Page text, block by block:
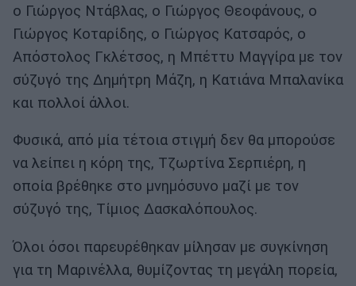
ο Γιώργος Ντάβλας, ο Γιώργος Θεοφάνους, ο
Γιώργος Κοταρίδης, ο Γιώργος Κατσαρός, ο
Απόστολος Γκλέτσος, η Μπέττυ Μαγγίρα με τον
σύζυγό της Δημήτρη Μάζη, η Κατιάνα Μπαλανίκα
και πολλοί άλλοι.
Φυσικά, από μία τέτοια στιγμή δεν θα μπορούσε
να λείπει η κόρη της, Τζωρτίνα Σερπιέρη, η
οποία βρέθηκε στο μνημόσυνο μαζί με τον
σύζυγό της, Τίμιος Δασκαλόπουλος.
Όλοι όσοι παρευρέθηκαν μίλησαν με συγκίνηση
για τη Μαρινέλλα, θυμίζοντας τη μεγάλη πορεία,